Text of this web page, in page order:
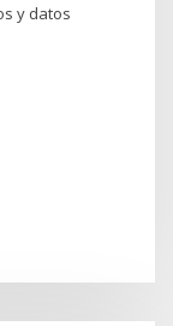
y datos